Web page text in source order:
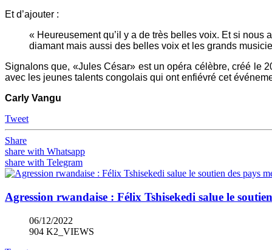
Et d’ajouter :
« Heureusement qu’il y a de très belles voix. Et si
diamant mais aussi des belles voix et les grands
Signalons que, «Jules César» est un opéra célèbre, créé le
avec les jeunes talents congolais qui ont enfiévré cet
Carly Vangu
Tweet
Share
share with Whatsapp
share with Telegram
Agression rwandaise : Félix Tshisekedi salue le
06/12/2022
904 K2_VIEWS